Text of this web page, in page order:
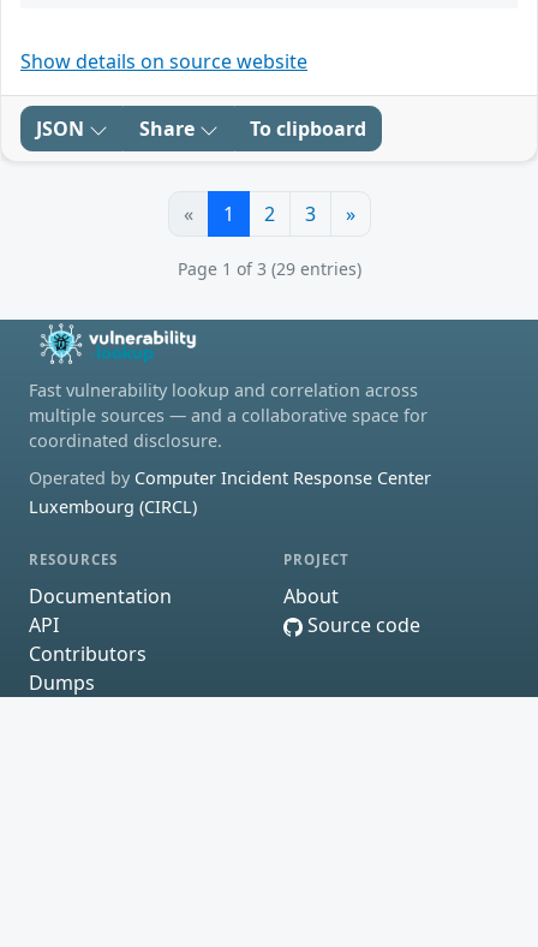
Show details on source website
JSON Share To clipboard
« 1 2 3 »
Page 1 of 3 (29 entries)
Fast vulnerability lookup and correlation across
multiple sources — and a collaborative space for
coordinated disclosure.
Operated by Computer Incident Response Center
Luxembourg (CIRCL)
RESOURCES
Documentation
API
Contributors
Dumps
PROJECT
About
Source code